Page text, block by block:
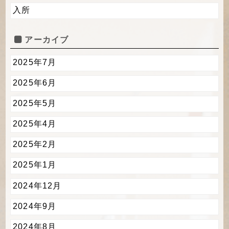
入所
アーカイブ
2025年7月
2025年6月
2025年5月
2025年4月
2025年2月
2025年1月
2024年12月
2024年9月
2024年8月